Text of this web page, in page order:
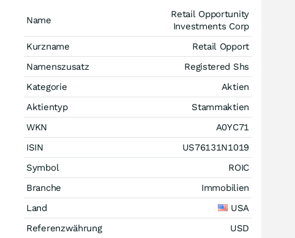
Name
Retail Opportunity
Investments Corp
Kurzname
Retail Opport
Namenszusatz
Registered Shs
Kategorie
Aktien
Aktientyp
Stammaktien
WKN
A0YC71
ISIN
US76131N1019
Symbol
ROIC
Branche
Immobilien
Land
USA
Referenzwährung
USD